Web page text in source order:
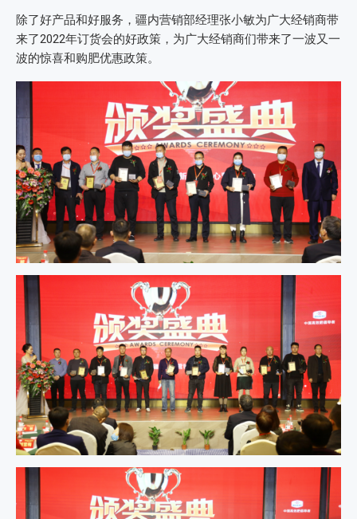
除了好产品和好服务，疆内营销部经理张小敏为广大经销商带
来了2022年订货会的好政策，为广大经销商们带来了一波又一
波的惊喜和购肥优惠政策。